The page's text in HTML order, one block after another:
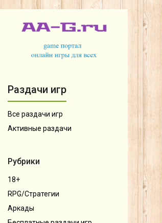
Раздачи игр
Все раздачи игр
Активные раздачи
Рубрики
18+
RPG/Стратегии
Аркады